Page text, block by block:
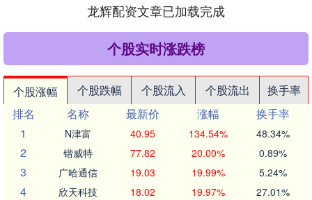
龙辉配资文章已加载完成
个股实时涨跌榜
个股涨幅 个股跌幅 个股流入 个股流出
换手率
排名
名称 最新价 涨幅
换手率
1
N津富 40.95 134.54% 48.34%
2 锴威特 77.82 20.00% 0.89%
3 广哈通信 19.03 19.99% 5.24%
4 欣天科技 18.02 19.97% 27.01%